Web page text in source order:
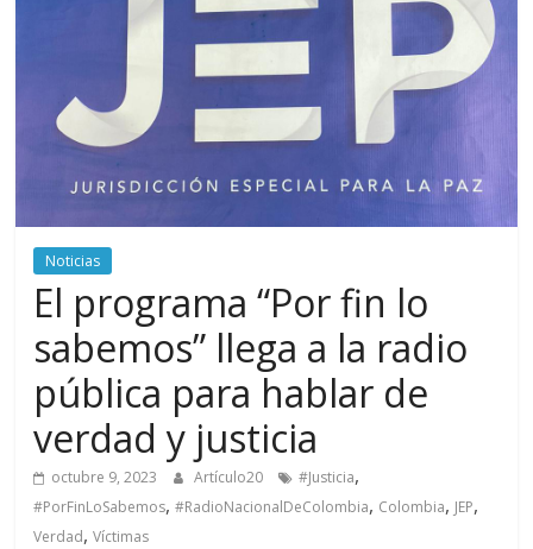
Politécnico
Grancolombiano
Noticias
El programa “Por fin lo
sabemos” llega a la radio
pública para hablar de
verdad y justicia
octubre 9, 2023 Artículo20 #Justicia,
#PorFinLoSabemos,#RadioNacionalDeColombia, Colombia, JEP,
Verdad,Víctimas